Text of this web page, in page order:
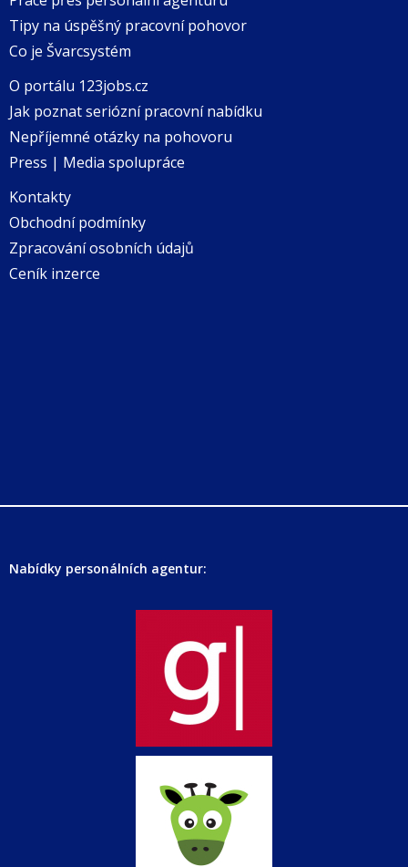
Tipy na úspěšný pracovní pohovor
Co je Švarcsystém
O portálu 123jobs.cz
Jak poznat seriózní pracovní nabídku
Nepříjemné otázky na pohovoru
Press | Media spolupráce
Kontakty
Obchodní podmínky
Zpracování osobních údajů
Ceník inzerce
Nabídky personálních agentur: